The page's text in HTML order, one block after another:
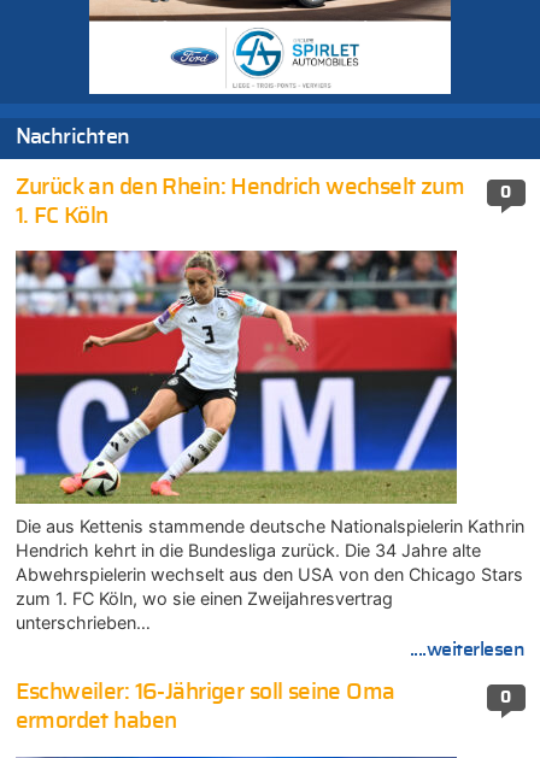
Nachrichten
0
Zurück an den Rhein: Hendrich wechselt zum
1. FC Köln
Die aus Kettenis stammende deutsche Nationalspielerin Kathrin
Hendrich kehrt in die Bundesliga zurück. Die 34 Jahre alte
Abwehrspielerin wechselt aus den USA von den Chicago Stars
zum 1. FC Köln, wo sie einen Zweijahresvertrag
unterschrieben…
....weiterlesen
0
Eschweiler: 16-Jähriger soll seine Oma
ermordet haben